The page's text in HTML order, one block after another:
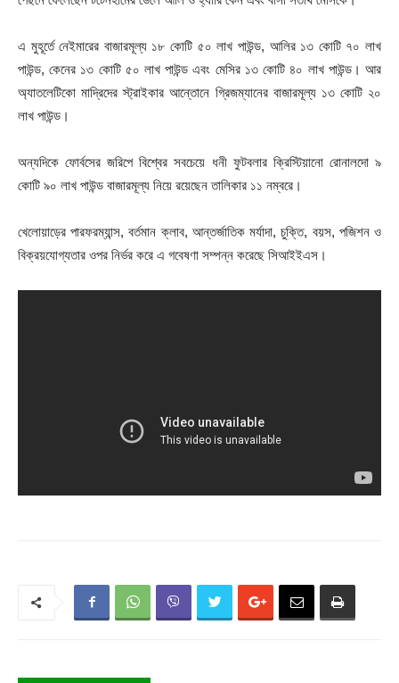
এ মুহূর্তে নেইমারের বাজারমূল্য ১৮ কোটি ৫০ লাখ পাউন্ড, আলির ১৩ কোটি ৭০ লাখ
পাউন্ড, কেনের ১৩ কোটি ৫০ লাখ পাউন্ড এবং মেসির ১৩ কোটি ৪০ লাখ পাউন্ড। আর
অ্যাতলেটিকো মাদ্রিদের স্ট্রাইকার আন্তোনে গ্রিজম্যানের বাজারমূল্য ১৩ কোটি ২০
লাখ পাউন্ড।
অন্যদিকে ফোর্বসের জরিপে বিশ্বের সবচেয়ে ধনী ফুটবলার ক্রিস্টিয়ানো রোনালদো ৯
কোটি ৯০ লাখ পাউন্ড বাজারমূল্য নিয়ে রয়েছেন তালিকার ১১ নম্বরে।
খেলোয়াড়ের পারফরম্যান্স, বর্তমান ক্লাব, আন্তর্জাতিক মর্যাদা, চুক্তি, বয়স, পজিশন ও
বিক্রয়যোগ্যতার ওপর নির্ভর করে এ গবেষণা সম্পন্ন করেছে সিআইইএস।